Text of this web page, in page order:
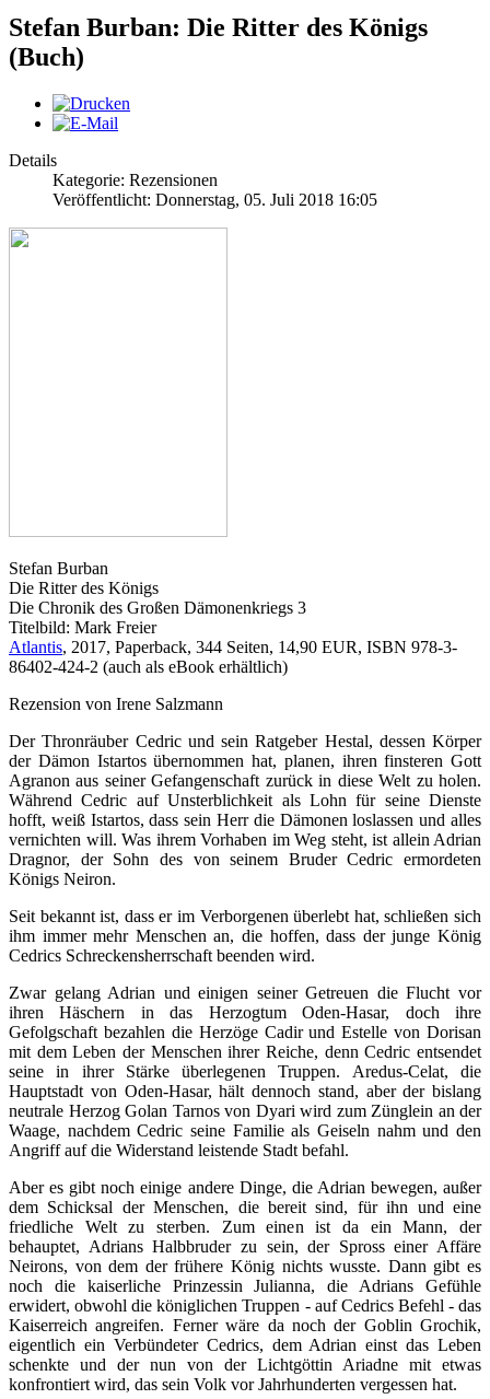
Stefan Burban: Die Ritter des Königs
(Buch)
Details
Kategorie: Rezensionen
Veröffentlicht: Donnerstag, 05. Juli 2018 16:05
Stefan Burban
Die Ritter des Königs
Die Chronik des Großen Dämonenkriegs 3
Titelbild: Mark Freier
Atlantis, 2017, Paperback, 344 Seiten, 14,90 EUR, ISBN 978-3-
86402-424-2 (auch als eBook erhältlich)
Rezension von Irene Salzmann
Der Thronräuber Cedric und sein Ratgeber Hestal, dessen Körper
der Dämon Istartos übernommen hat, planen, ihren finsteren Gott
Agranon aus seiner Gefangenschaft zurück in diese Welt zu holen.
Während Cedric auf Unsterblichkeit als Lohn für seine Dienste
hofft, weiß Istartos, dass sein Herr die Dämonen loslassen und alles
vernichten will. Was ihrem Vorhaben im Weg steht, ist allein Adrian
Dragnor, der Sohn des von seinem Bruder Cedric ermordeten
Königs Neiron.
Seit bekannt ist, dass er im Verborgenen überlebt hat, schließen sich
ihm immer mehr Menschen an, die hoffen, dass der junge König
Cedrics Schreckensherrschaft beenden wird.
Zwar gelang Adrian und einigen seiner Getreuen die Flucht vor
ihren Häschern in das Herzogtum Oden-Hasar, doch ihre
Gefolgschaft bezahlen die Herzöge Cadir und Estelle von Dorisan
mit dem Leben der Menschen ihrer Reiche, denn Cedric entsendet
seine in ihrer Stärke überlegenen Truppen. Aredus-Celat, die
Hauptstadt von Oden-Hasar, hält dennoch stand, aber der bislang
neutrale Herzog Golan Tarnos von Dyari wird zum Zünglein an der
Waage, nachdem Cedric seine Familie als Geiseln nahm und den
Angriff auf die Widerstand leistende Stadt befahl.
Aber es gibt noch einige andere Dinge, die Adrian bewegen, außer
dem Schicksal der Menschen, die bereit sind, für ihn und eine
friedliche Welt zu sterben. Zum einen ist da ein Mann, der
behauptet, Adrians Halbbruder zu sein, der Spross einer Affäre
Neirons, von dem der frühere König nichts wusste. Dann gibt es
noch die kaiserliche Prinzessin Julianna, die Adrians Gefühle
erwidert, obwohl die königlichen Truppen - auf Cedrics Befehl - das
Kaiserreich angreifen. Ferner wäre da noch der Goblin Grochik,
eigentlich ein Verbündeter Cedrics, dem Adrian einst das Leben
schenkte und der nun von der Lichtgöttin Ariadne mit etwas
konfrontiert wird, das sein Volk vor Jahrhunderten vergessen hat.